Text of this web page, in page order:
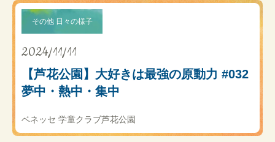
その他 日々の様子
2024/11/11
【芦花公園】大好きは最強の原動力 #032
夢中・熱中・集中
ベネッセ 学童クラブ芦花公園